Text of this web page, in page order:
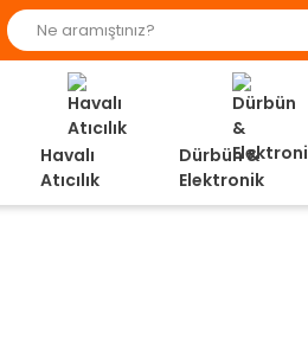
Havalı
Atıcılık
Dürbün &
Elektronik